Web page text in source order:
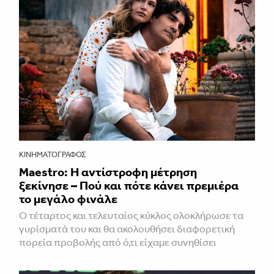
ΚΙΝΗΜΑΤΟΓΡΆΦΟΣ
Maestro: Η αντίστροφη μέτρηση
ξεκίνησε – Πού και πότε κάνει πρεμιέρα
το μεγάλο φινάλε
Ο τέταρτος και τελευταίος κύκλος ολοκλήρωσε τα
γυρίσματά του και θα ακολουθήσει διαφορετική
πορεία προβολής από ό,τι είχαμε συνηθίσει